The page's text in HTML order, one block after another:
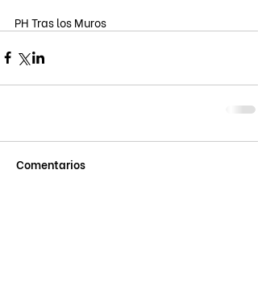
PH Tras los Muros
Comentarios